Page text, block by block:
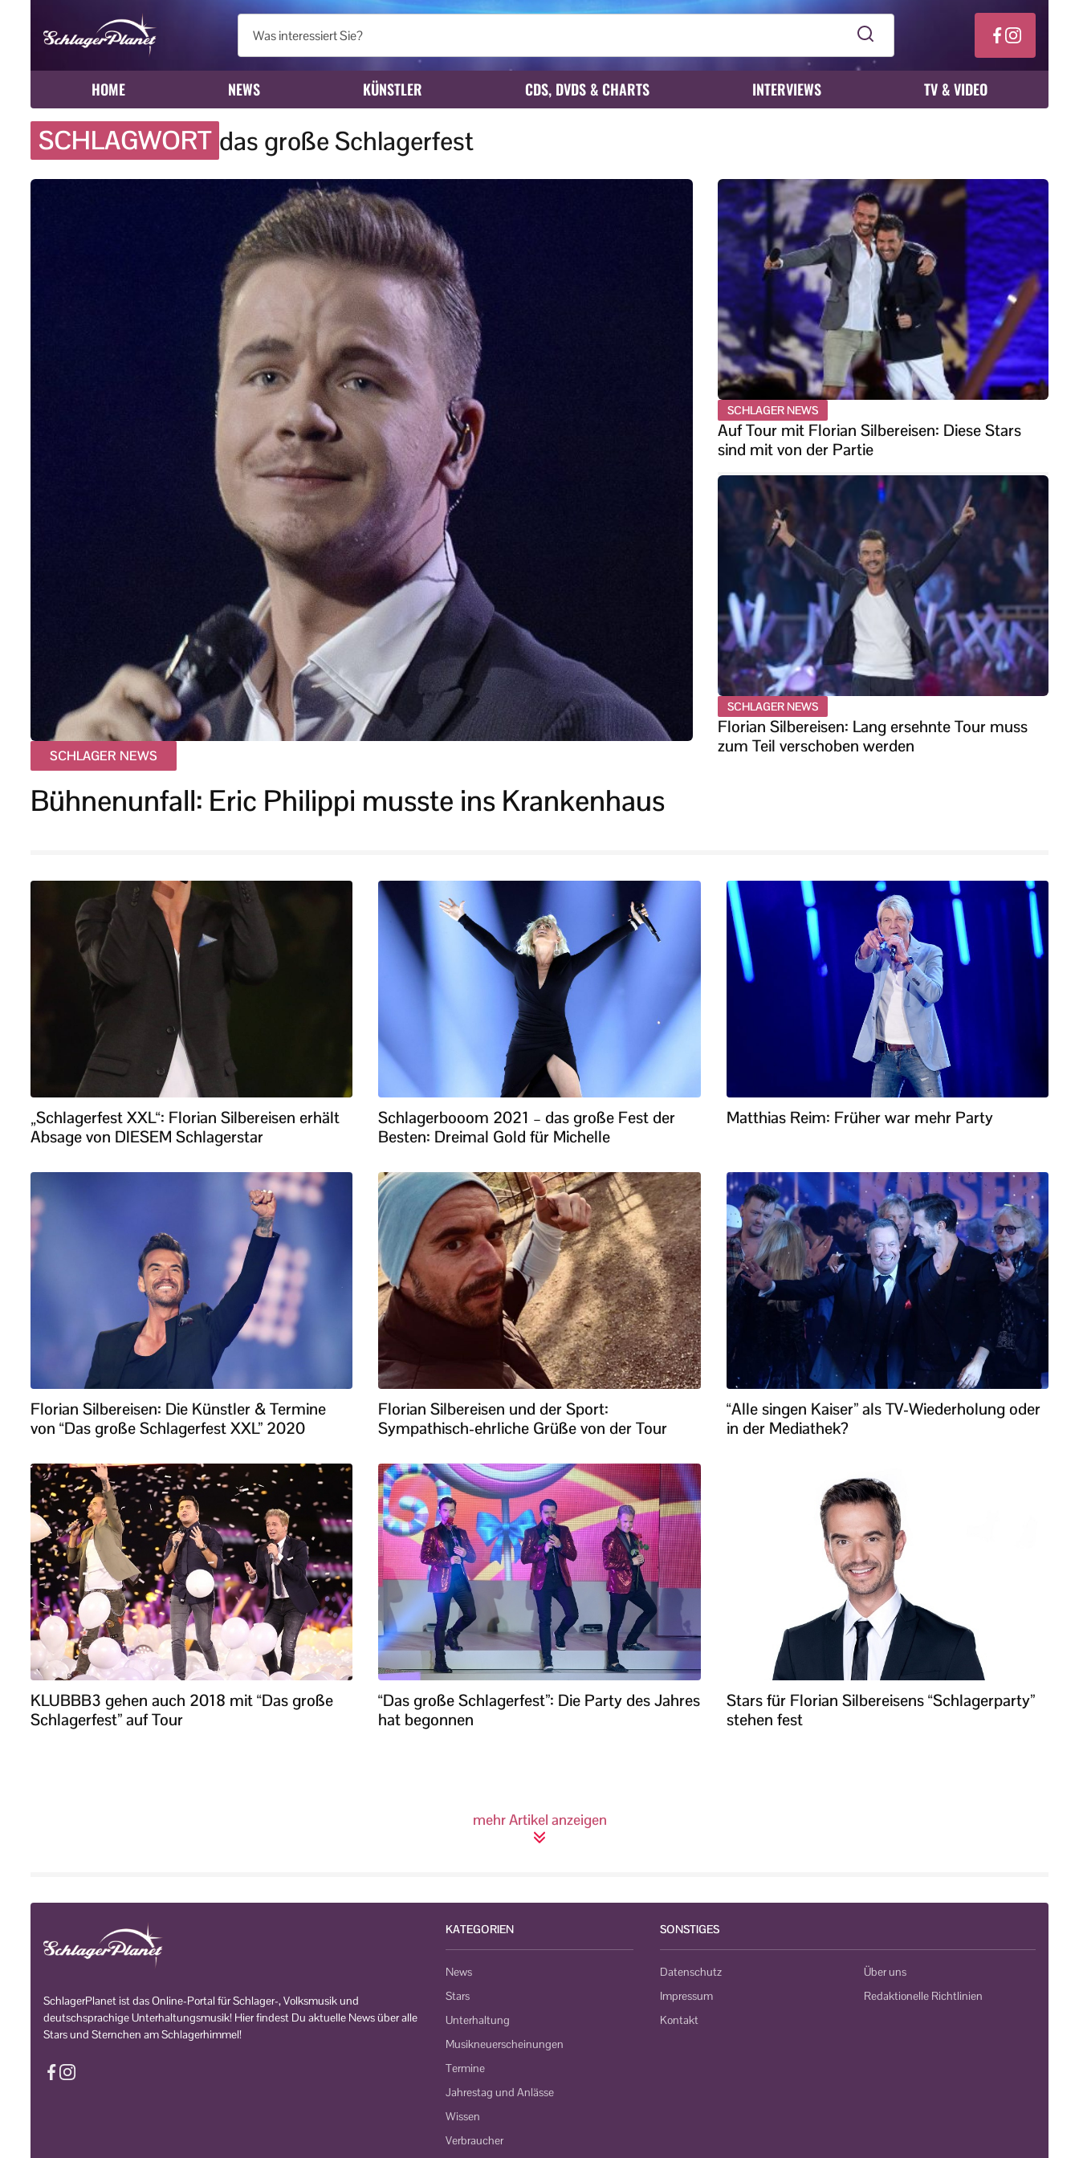
HOME NEWS KÜNSTLER CDS, DVDS & CHARTS INTERVIEWS TV & VIDEO
SCHLAGWORT das große Schlagerfest
SCHLAGER NEWS
Bühnenunfall: Eric Philippi musste ins Krankenhaus
SCHLAGER NEWS
Auf Tour mit Florian Silbereisen: Diese Stars
sind mit von der Partie
SCHLAGER NEWS
Florian Silbereisen: Lang ersehnte Tour muss
zum Teil verschoben werden
„Schlagerfest XXL“: Florian Silbereisen erhält
Absage von DIESEM Schlagerstar
Schlagerbooom 2021 – das große Fest der
Besten: Dreimal Gold für Michelle
Matthias Reim: Früher war mehr Party
Florian Silbereisen: Die Künstler & Termine
von “Das große Schlagerfest XXL” 2020
Florian Silbereisen und der Sport:
Sympathisch-ehrliche Grüße von der Tour
“Alle singen Kaiser” als TV-Wiederholung oder
in der Mediathek?
KLUBBB3 gehen auch 2018 mit “Das große
Schlagerfest” auf Tour
“Das große Schlagerfest”: Die Party des Jahres
hat begonnen
Stars für Florian Silbereisens “Schlagerparty”
stehen fest
mehr Artikel anzeigen
SchlagerPlanet ist das Online-Portal für Schlager-, Volksmusik und
deutschsprachige Unterhaltungsmusik! Hier findest Du aktuelle News über alle
Stars und Sternchen am Schlagerhimmel!
KATEGORIEN
News
Stars
Unterhaltung
Musikneuerscheinungen
Termine
Jahrestag und Anlässe
Wissen
Verbraucher
SONSTIGES
Datenschutz
Impressum
Kontakt
Über uns
Redaktionelle Richtlinien